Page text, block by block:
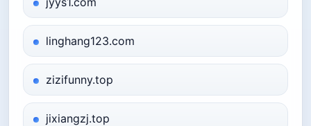
linghang123.com
zizifunny.top
jixiangzj.top